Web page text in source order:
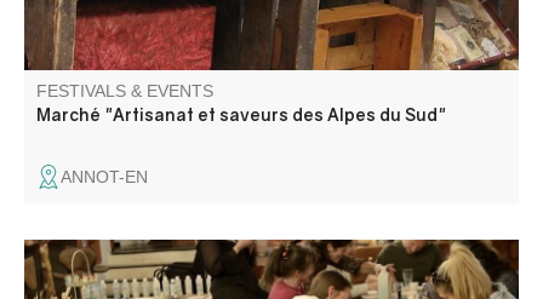
FESTIVALS & EVENTS
Marché "Artisanat et saveurs des Alpes du Sud"
ANNOT-EN
Apéro céramique au bar Les Callunes, décorez votre